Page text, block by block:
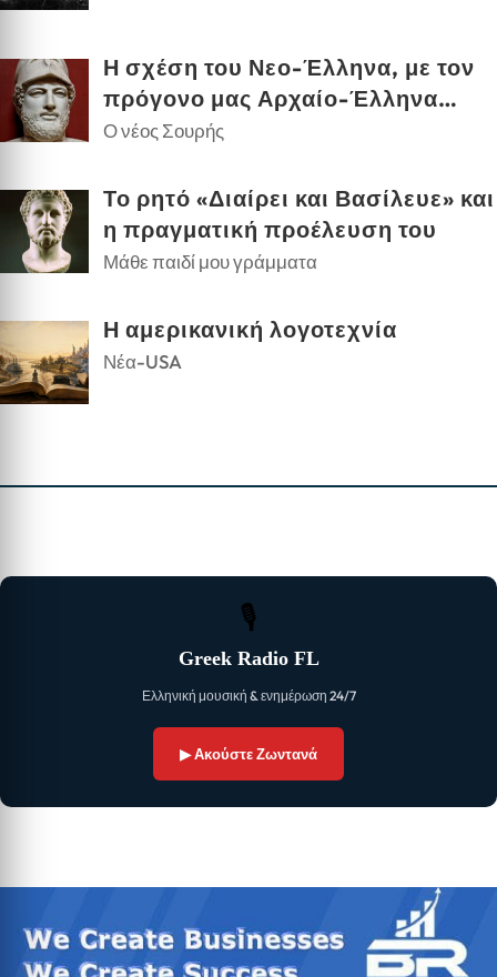
Η σχέση του Νεο-Έλληνα, με τον
πρόγονο μας Αρχαίο-Έλληνα…
Ο νέος Σουρής
Το ρητό «Διαίρει και Βασίλευε» και
η πραγματική προέλευση του
Μάθε παιδί μου γράμματα
Η αμερικανική λογοτεχνία
Νέα-USA
🎙
Greek Radio FL
Ελληνική μουσική & ενημέρωση 24/7
▶ Ακούστε Ζωντανά